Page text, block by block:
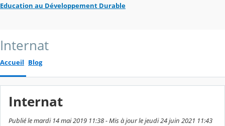
Education au Développement Durable
Internat
Accueil Blog
Internat
Publié le mardi 14 mai 2019 11:38 - Mis à jour le jeudi 24 juin 2021 11:43